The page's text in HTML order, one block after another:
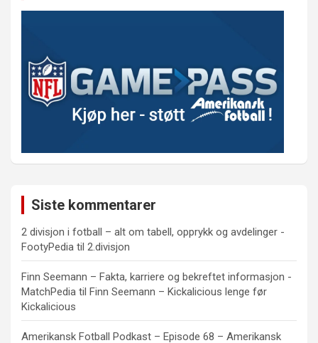
Siste kommentarer
2 divisjon i fotball – alt om tabell, opprykk og avdelinger -
FootyPedia til 2.divisjon
Finn Seemann – Fakta, karriere og bekreftet informasjon -
MatchPedia til Finn Seemann – Kickalicious lenge før
Kickalicious
Amerikansk Fotball Podkast – Episode 68 – Amerikansk